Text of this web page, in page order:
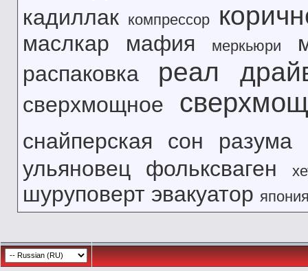
кадиллак компрессор
маслкар мафия меркьюри
распаковка
реал
сверхмощное
снайперская сон разума
ульяновец фольксваген
шуруповерт эвакуатор